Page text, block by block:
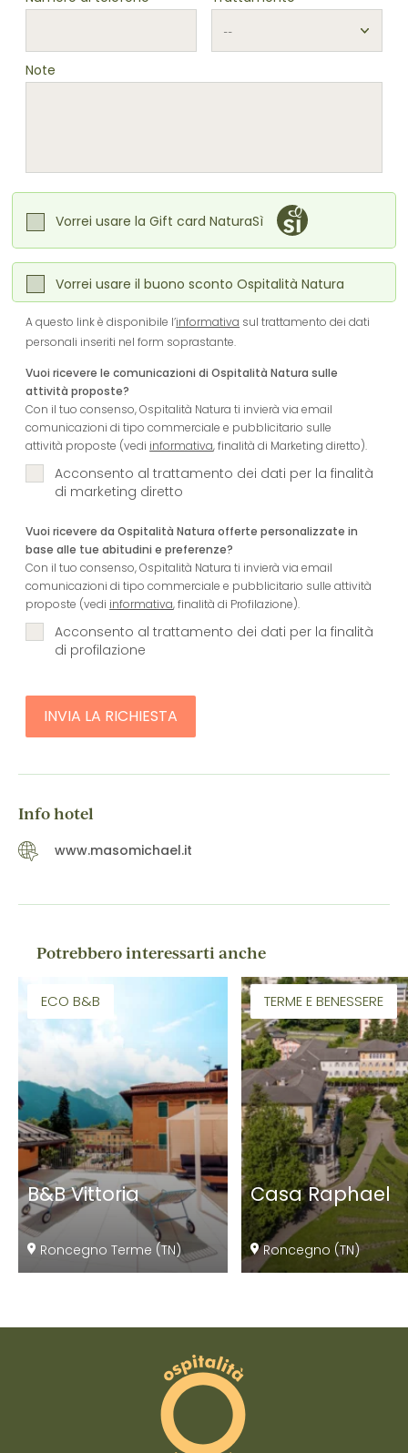
Note
Vorrei usare la Gift card NaturaSì
Vorrei usare il buono sconto Ospitalità Natura
A questo link è disponibile l’informativa sul trattamento dei dati
personali inseriti nel form soprastante.
Vuoi ricevere le comunicazioni di Ospitalità Natura sulle
attività proposte?
Con il tuo consenso, Ospitalità Natura ti invierà via email
comunicazioni di tipo commerciale e pubblicitario sulle
attività proposte (vedi informativa, finalità di Marketing diretto).
Acconsento al trattamento dei dati per la finalità
di marketing diretto
Vuoi ricevere da Ospitalità Natura offerte personalizzate in
base alle tue abitudini e preferenze?
Con il tuo consenso, Ospitalità Natura ti invierà via email
comunicazioni di tipo commerciale e pubblicitario sulle attività
proposte (vedi informativa, finalità di Profilazione).
Acconsento al trattamento dei dati per la finalità
di profilazione
INVIA LA RICHIESTA
Info hotel
www.masomichael.it
Potrebbero interessarti anche
ECO B&B
B&B Vittoria
Roncegno Terme (TN)
TERME E BENESSERE
Casa Raphael
Roncegno (TN)